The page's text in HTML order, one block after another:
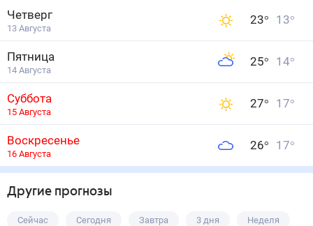
Четверг
13 Августа
23° 13°
Пятница
14 Августа
25° 14°
Суббота
15 Августа
27° 17°
Воскресенье
16 Августа
26° 17°
Другие прогнозы
Сейчас Сегодня Завтра 3 дня Неделя